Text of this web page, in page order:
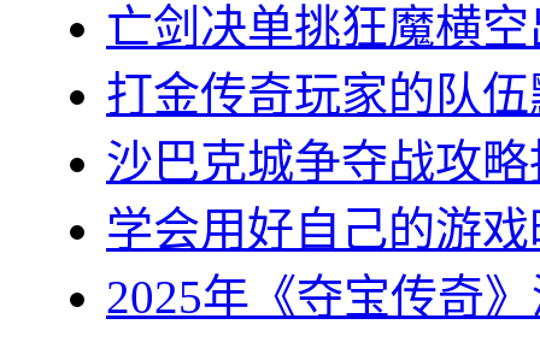
亡剑决单挑狂魔横
打金传奇玩家的队
沙巴克城争夺战攻
学会用好自己的游
2025年《夺宝传奇